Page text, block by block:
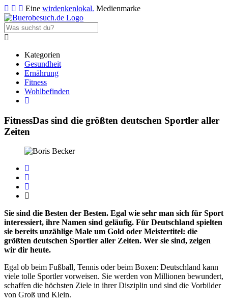
Eine wirdenkenlokal. Medienmarke
Kategorien
Gesundheit
Ernährung
Fitness
Wohlbefinden
FitnessDas sind die größten deutschen Sportler aller
Zeiten
Sie sind die Besten der Besten. Egal wie sehr man sich für Sport
interessiert, ihre Namen sind geläufig. Für Deutschland spielten
sie bereits unzählige Male um Gold oder Meistertitel: die
größten deutschen Sportler aller Zeiten. Wer sie sind, zeigen
wir dir heute.
Egal ob beim Fußball, Tennis oder beim Boxen: Deutschland kann
viele tolle Sportler vorweisen. Sie werden von Millionen bewundert,
schaffen die höchsten Ziele in ihrer Disziplin und sind die Vorbilder
von Groß und Klein.